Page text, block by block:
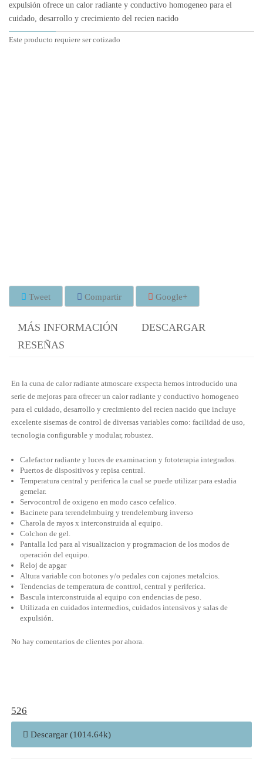
expulsión ofrece un calor radiante y conductivo homogeneo para el
cuidado, desarrollo y crecimiento del recien nacido
Este producto requiere ser cotizado
Tweet Compartir Google+
MÁS INFORMACIÓN
DESCARGAR
RESEÑAS
En la cuna de calor radiante atmoscare exspecta hemos introducido una
serie de mejoras para ofrecer un calor radiante y conductivo homogeneo
para el cuidado, desarrollo y crecimiento del recien nacido que incluye
excelente sisemas de control de diversas variables como: facilidad de uso,
tecnologia configurable y modular, robustez.
Calefactor radiante y luces de examinacion y fototerapia integrados.
Puertos de dispositivos y repisa central.
Temperatura central y periferica la cual se puede utilizar para estadia
gemelar.
Servocontrol de oxigeno en modo casco cefalico.
Bacinete para terendelmbuirg y trendelemburg inverso
Charola de rayos x interconstruida al equipo.
Colchon de gel.
Pantalla lcd para al visualizacion y programacion de los modos de
operación del equipo.
Reloj de apgar
Altura variable con botones y/o pedales con cajones metalcios.
Tendencias de temperatura de conttrol, central y periferica.
Bascula interconstruida al equipo con endencias de peso.
Utilizada en cuidados intermedios, cuidados intensivos y salas de
expulsión.
No hay comentarios de clientes por ahora.
526
Descargar (1014.64k)